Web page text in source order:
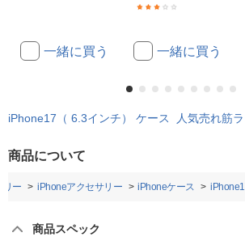
一緒に買う 一緒に買う
iPhone17（ 6.3インチ） ケース 人気売れ筋
商品について
リー iPhoneアクセサリー iPhoneケース
商品スペック